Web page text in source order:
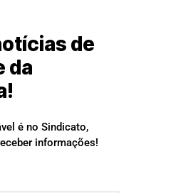
de
da
é no Sindicato,
informações!